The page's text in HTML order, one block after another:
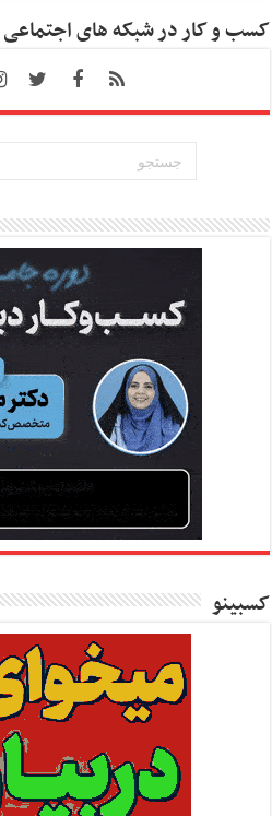
کسب و کار در شبکه های اجتماعی
کسبینو